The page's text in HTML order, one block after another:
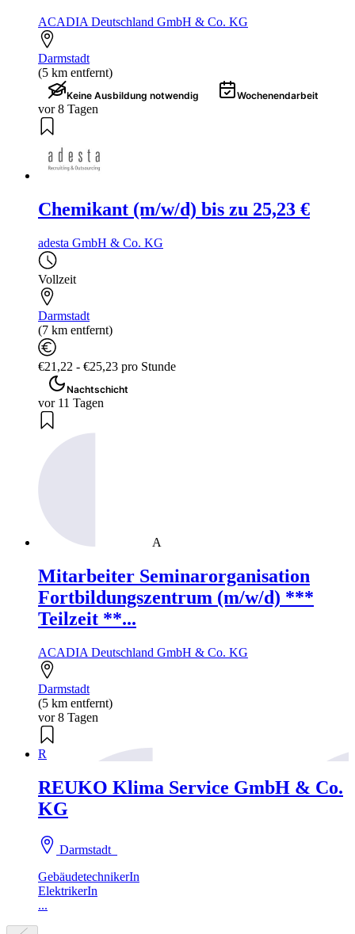
ACADIA Deutschland GmbH & Co. KG
Darmstadt
(5 km entfernt)
Keine Ausbildung notwendig Wochenendarbeit
vor 8 Tagen
Chemikant (m/w/d) bis zu 25,23 €
adesta GmbH & Co. KG
Vollzeit
Darmstadt
(7 km entfernt)
€21,22 - €25,23 pro Stunde
Nachtschicht
vor 11 Tagen
A
Mitarbeiter Seminarorganisation
Fortbildungszentrum (m/w/d) ***
Teilzeit **...
ACADIA Deutschland GmbH & Co. KG
Darmstadt
(5 km entfernt)
vor 8 Tagen
R
REUKO Klima Service GmbH & Co.
KG
Darmstadt
GebäudetechnikerIn
ElektrikerIn
...